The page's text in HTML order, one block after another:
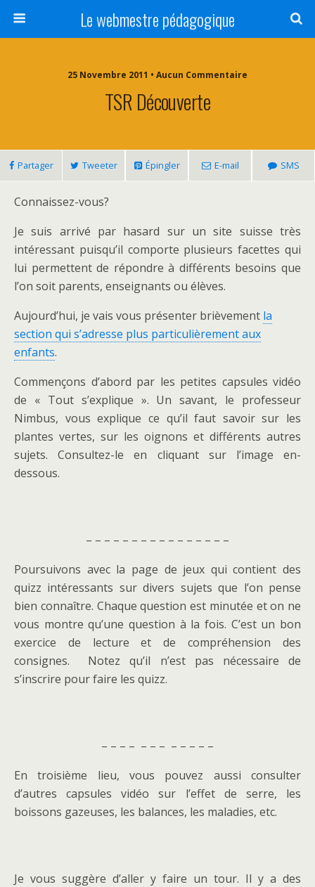
Le webmestre pédagogique
25 Novembre 2011 • Aucun Commentaire
TSR Découverte
Partager Tweeter Épingler E-mail SMS
Connaissez-vous?
Je suis arrivé par hasard sur un site suisse très
intéressant puisqu’il comporte plusieurs facettes qui
lui permettent de répondre à différents besoins que
l’on soit parents, enseignants ou élèves.
Aujourd’hui, je vais vous présenter brièvement la
section qui s’adresse plus particulièrement aux
enfants.
Commençons d’abord par les petites capsules vidéo
de « Tout s’explique ». Un savant, le professeur
Nimbus, vous explique ce qu’il faut savoir sur les
plantes vertes, sur les oignons et différents autres
sujets. Consultez-le en cliquant sur l’image en-
dessous.
– – – – – – – – – – – – – – – –
Poursuivons avec la page de jeux qui contient des
quizz intéressants sur divers sujets que l’on pense
bien connaître. Chaque question est minutée et on ne
vous montre qu’une question à la fois. C’est un bon
exercice de lecture et de compréhension des
consignes. Notez qu’il n’est pas nécessaire de
s’inscrire pour faire les quizz.
– – – – – – – – – – – –
En troisième lieu, vous pouvez aussi consulter
d’autres capsules vidéo sur l’effet de serre, les
boissons gazeuses, les balances, les maladies, etc.
Je vous suggère d’aller y faire un tour. Il y a des